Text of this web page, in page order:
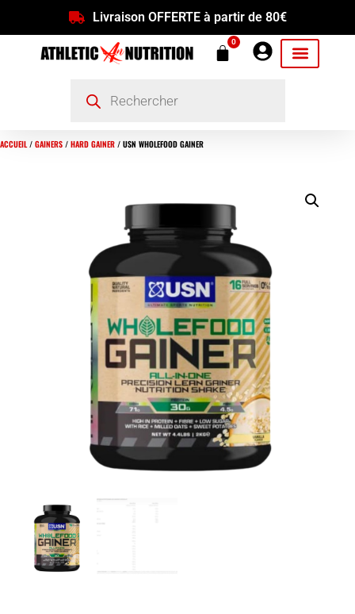
Livraison OFFERTE à partir de 80€
0
ACCUEIL/ GAINERS / HARD GAINER / USN WHOLEFOOD GAINER